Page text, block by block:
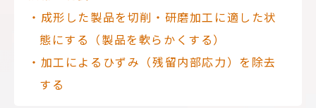
・成形した製品を切削・研磨加工に適した状
態にする（製品を軟らかくする）
・加工によるひずみ（残留内部応力）を除去
する